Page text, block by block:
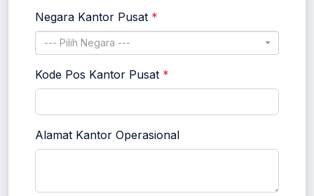
Negara Kantor Pusat *
--- Pilih Negara ---
Kode Pos Kantor Pusat *
Alamat Kantor Operasional